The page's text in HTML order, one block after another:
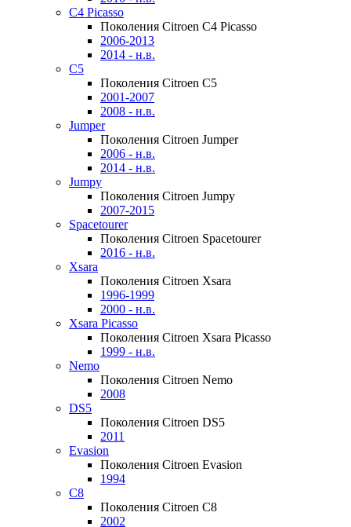
C4 Picasso
Поколения Citroen C4 Picasso
2006-2013
2014 - н.в.
C5
Поколения Citroen C5
2001-2007
2008 - н.в.
Jumper
Поколения Citroen Jumper
2006 - н.в.
2014 - н.в.
Jumpy
Поколения Citroen Jumpy
2007-2015
Spacetourer
Поколения Citroen Spacetourer
2016 - н.в.
Xsara
Поколения Citroen Xsara
1996-1999
2000 - н.в.
Xsara Picasso
Поколения Citroen Xsara Picasso
1999 - н.в.
Nemo
Поколения Citroen Nemo
2008
DS5
Поколения Citroen DS5
2011
Evasion
Поколения Citroen Evasion
1994
C8
Поколения Citroen C8
2002